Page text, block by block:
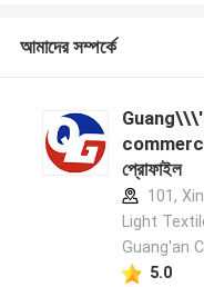
আমাদের সম্পর্কে
প্রোফাইল
101,
Light
Guang'an
5.0